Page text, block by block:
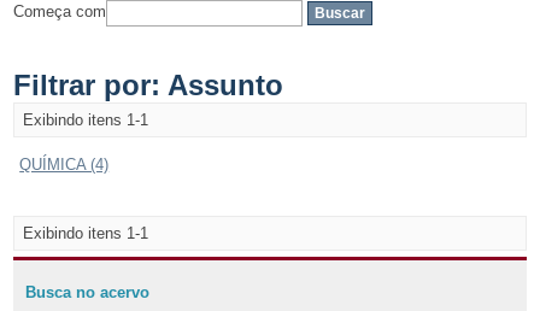
Começa com
Filtrar por: Assunto
Exibindo itens 1-1
QUÍMICA (4)
Exibindo itens 1-1
Busca no acervo